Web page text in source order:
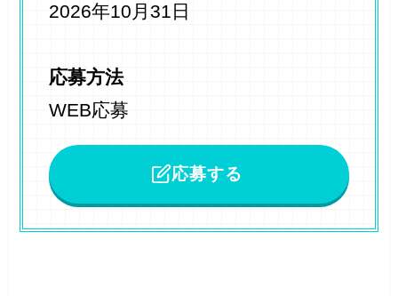
2026年10月31日
応募方法
WEB応募
応募する